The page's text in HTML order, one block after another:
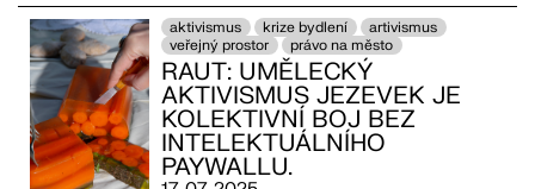
aktivismus krize bydlení
artivismus
veřejný prostor
právo na město
RAUT: UMĚLECKÝ
AKTIVISMUS JEZEVEK JE
KOLEKTIVNÍ BOJ BEZ
INTELEKTUÁLNÍHO
PAYWALLU.